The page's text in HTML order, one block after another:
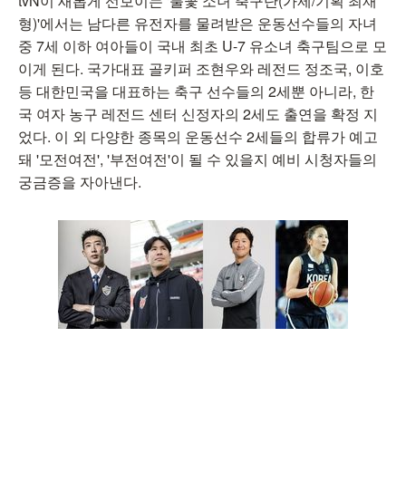
형)'에서는 남다른 유전자를 물려받은 운동선수들의 자녀
중 7세 이하 여아들이 국내 최초 U-7 유소녀 축구팀으로 모
이게 된다. 국가대표 골키퍼 조현우와 레전드 정조국, 이호
등 대한민국을 대표하는 축구 선수들의 2세뿐 아니라, 한
국 여자 농구 레전드 센터 신정자의 2세도 출연을 확정 지
었다. 이 외 다양한 종목의 운동선수 2세들의 합류가 예고
돼 '모전여전', '부전여전'이 될 수 있을지 예비 시청자들의
궁금증을 자아낸다.